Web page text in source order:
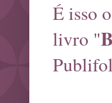
É isso
livro "